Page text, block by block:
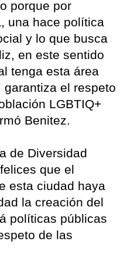
porque por
una hace política
y lo que busca
en este sentido
tenga esta área
el respeto
LGBTIQ+
Benitez.
de Diversidad
que el
esta ciudad haya
la creación del
políticas públicas
de las